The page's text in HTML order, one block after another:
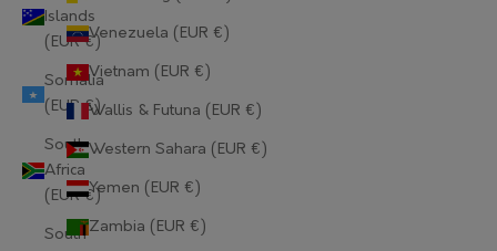
Islands
(EUR €)
Somalia
(EUR €)
South
Africa
(EUR €)
South
Venezuela (EUR €)
Vietnam (EUR €)
Wallis & Futuna (EUR €)
Western Sahara (EUR €)
Yemen (EUR €)
Zambia (EUR €)
Lithuania (EUR €)
Luxembourg (EUR €)
Macao SAR (EUR €)
Madagascar (EUR €)
Malawi (EUR €)